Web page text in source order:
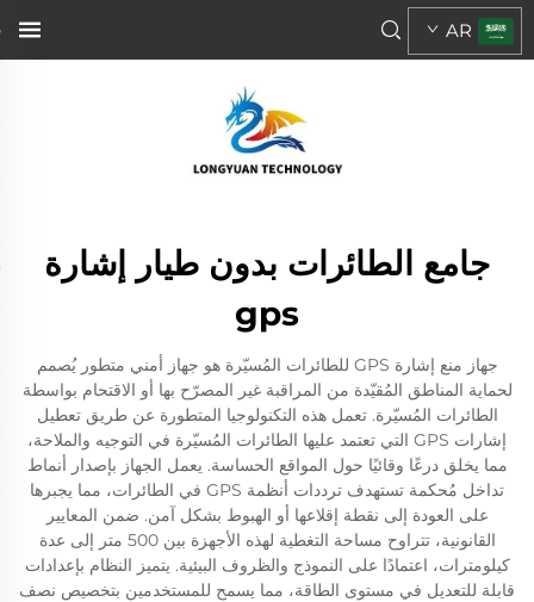
AR
جامع الطائرات بدون طيار إشارة
gps
جهاز منع إشارة GPS للطائرات المُسيّرة هو جهاز أمني متطور يُصمم
لحماية المناطق المُقيّدة من المراقبة غير المصرّح بها أو الاقتحام بواسطة
الطائرات المُسيّرة. تعمل هذه التكنولوجيا المتطورة عن طريق تعطيل
إشارات GPS التي تعتمد عليها الطائرات المُسيّرة في التوجيه والملاحة،
مما يخلق درعًا وقائيًا حول المواقع الحساسة. يعمل الجهاز بإصدار أنماط
تداخل مُحكمة تستهدف ترددات أنظمة GPS في الطائرات، مما يجبرها
على العودة إلى نقطة إقلاعها أو الهبوط بشكل آمن. ضمن المعايير
القانونية، تتراوح مساحة التغطية لهذه الأجهزة بين 500 متر إلى عدة
كيلومترات، اعتمادًا على النموذج والظروف البيئية. يتميز النظام بإعدادات
قابلة للتعديل في مستوى الطاقة، مما يسمح للمستخدمين بتخصيص نصف